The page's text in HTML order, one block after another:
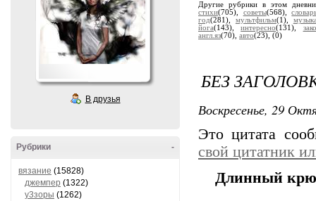
В друзья
-
Рубрики
вязание (15828)
джемпер (1322)
у3зоры (1262)
Другие рубрики в этом
стихи(705), советы(568),
год(281), мультфильм(1),
йога(143),интересно(131),
англ.яз(70), авто(23), (0)
БЕЗ
Воскресенье, 29
Это цитата
свой цитатник
Длинный